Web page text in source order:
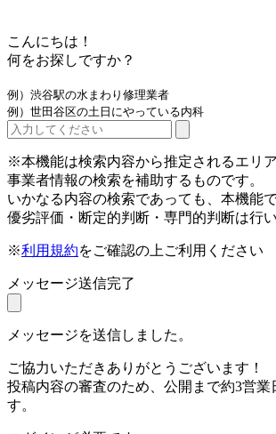
こんにちは！
何をお探しですか？
例）渋谷駅の水まわり修理業者
例）世田谷区の土日にやっている内科
※本機能は検索内容から推定されるエリ
事業者情報の検索を補助するものです。
いかなる内容の検索であっても、本機能
優劣評価・断定的判断・専門的判断は行い
※利用規約をご確認の上ご利用ください
メッセージ送信完了
メッセージを送信しました。
ご協力いただきありがとうございます！
投稿内容の審査のため、公開まで約3営業
す。